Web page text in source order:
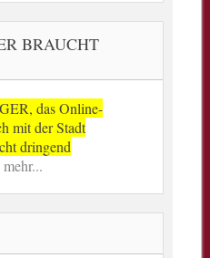
BRAUCHT
das Online-
mit der Stadt
dringend